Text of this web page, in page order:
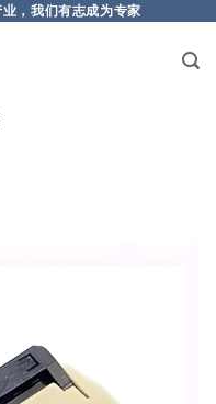
，我们有志成为专家